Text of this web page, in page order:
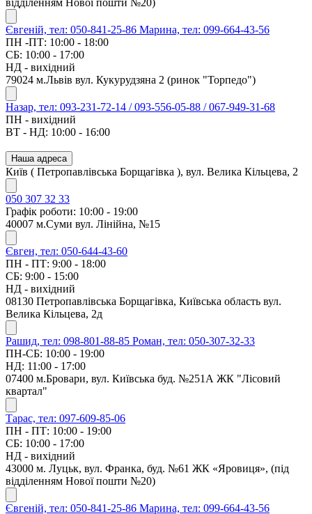
відділенням Нової пошти №20)
Євгеній, тел: 050-841-25-86 Марина, тел: 099-664-43-56
ПН -ПТ: 10:00 - 18:00
СБ: 10:00 - 17:00
НД - вихідний
79024 м.Львів вул. Кукурудзяна 2 (ринок "Торпедо")
Назар, тел: 093-231-72-14 / 093-556-05-88 / 067-949-31-68
ПН - вихідний
ВТ - НД: 10:00 - 16:00
Наша адреса
Київ ( Петропавлівська Борщагівка ), вул. Велика Кільцева, 2
050 307 32 33
Графік роботи: 10:00 - 19:00
40007 м.Суми вул. Лінійна, №15
Євген, тел: 050-644-43-60
ПН - ПТ: 9:00 - 18:00
СБ: 9:00 - 15:00
НД - вихідний
08130 Петропавлівська Борщагівка, Київська область вул.
Велика Кільцева, 2д
Рашид, тел: 098-801-88-85 Роман, тел: 050-307-32-33
ПН-СБ: 10:00 - 19:00
НД: 11:00 - 17:00
07400 м.Бровари, вул. Київська буд. №251А ЖК "Лісовий
квартал"
Тарас, тел: 097-609-85-06
ПН - ПТ: 10:00 - 19:00
СБ: 10:00 - 17:00
НД - вихідний
43000 м. Луцьк, вул. Франка, буд. №61 ЖК «Яровиця», (під
відділенням Нової пошти №20)
Євгеній, тел: 050-841-25-86 Марина, тел: 099-664-43-56